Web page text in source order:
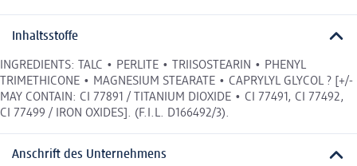
Inhaltsstoffe
INGREDIENTS: TALC • PERLITE • TRIISOSTEARIN • PHENYL
TRIMETHICONE • MAGNESIUM STEARATE • CAPRYLYL GLYCOL ? [+/-
MAY CONTAIN: CI 77891 / TITANIUM DIOXIDE • CI 77491, CI 77492,
CI 77499 / IRON OXIDES]. (F.I.L. D166492/3).
Anschrift des Unternehmens